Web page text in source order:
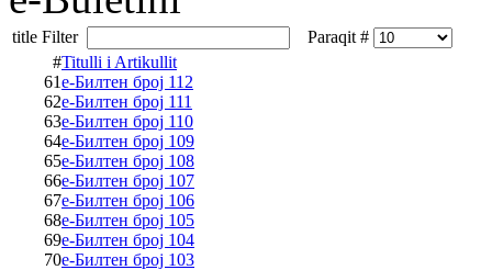
title Filter
Paraqit #
#Titulli i Artikullit
61е-Билтен број 112
62е-Билтен број 111
63е-Билтен број 110
64е-Билтен број 109
65е-Билтен број 108
66е-Билтен број 107
67е-Билтен број 106
68е-Билтен број 105
69е-Билтен број 104
70е-Билтен број 103